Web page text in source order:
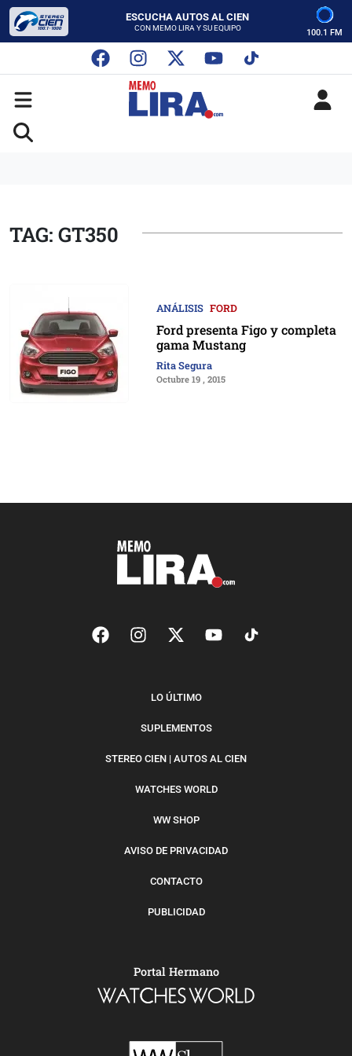
ESCUCHA AUTOS AL CIEN
CON MEMO LIRA Y SU EQUIPO
SABADO - 12:00 PM
ESCUCHA AUTOS AL CIEN
CON MEMO LIRA Y SU EQUIPO
LUNES A VIERNES - 5:00 PM
SABADO - 12:00 PM
100.1 FM
TAG: GT350
ANÁLISIS FORD
Ford presenta Figo y completa
gama Mustang
Rita Segura
Octubre 19 , 2015
LO ÚLTIMO
SUPLEMENTOS
STEREO CIEN | AUTOS AL CIEN
WATCHES WORLD
WW SHOP
AVISO DE PRIVACIDAD
CONTACTO
PUBLICIDAD
Portal Hermano